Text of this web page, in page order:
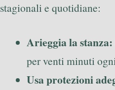
stagionali e quotidiane:
Arieggia la stanza:
per venti minuti
Usa protezioni